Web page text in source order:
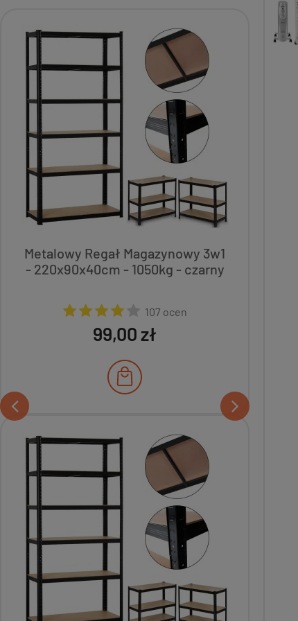
Metalowy Regał Magazynowy 3w1
- 220x90x40cm - 1050kg - czarny
107 ocen
99,00 zł